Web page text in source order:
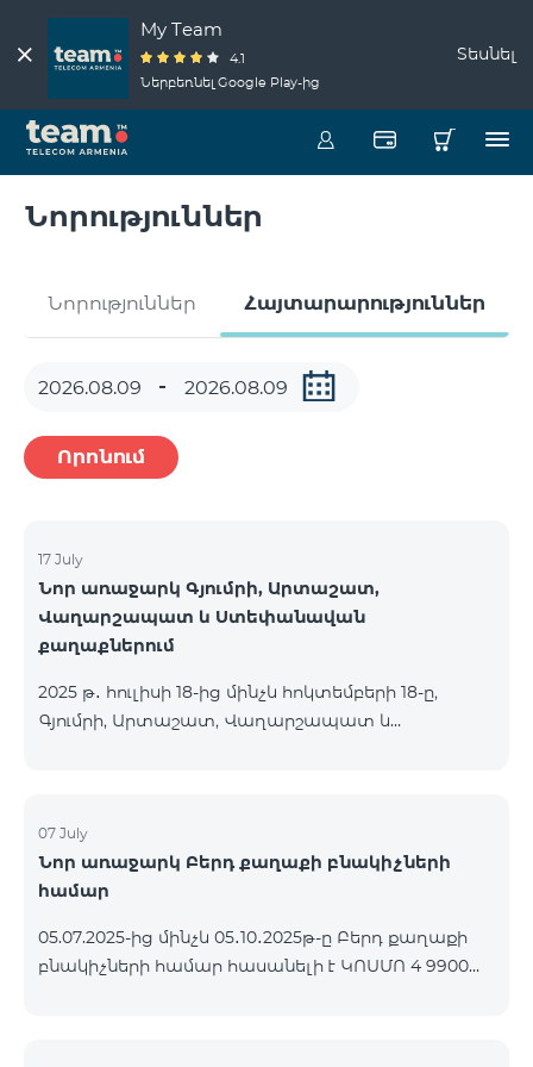
My Team
4.1
Ներբեռնել Google Play-ից
Տեսնել
Նորություններ
Նորություններ Հայտարարություններ
Որոնում
17 July
Նոր առաջարկ Գյումրի, Արտաշատ,
Վաղարշապատ և Ստեփանավան
քաղաքներում
2025 թ․ հուլիսի 18-ից մինչև հոկտեմբերի 18-ը,
Գյումրի, Արտաշատ, Վաղարշապատ և
զեղչով առաջին 6 ամիսների համար, 12 ամիս
բաժանորդագրության դեպքում․ Անվանում
Հիմնական արժեք Զեղչված արժեք 1-6 ամիսների
ԿՈՍՄՈ 3 7400 Մարզային 7400 3700 ԿՈՍՄՈ 4 9900
Մարզային 9900 4950
07 July
Նոր առաջարկ Բերդ քաղաքի բնակիչների
համար
05.07.2025-ից մինչև 05․10․2025թ-ը Բերդ քաղաքի
բնակիչների համար հասանելի է ԿՈՍՄՈ 4 9900